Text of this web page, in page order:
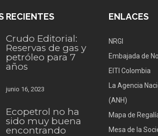
RECIENTES
Crudo Editorial:
Reservas de gas y
petróleo para 7
años
junio 16, 2023
Ecopetrol no ha
sido muy buena
encontrando
ENLACES
NRGI
Embajada de
EITI Colombia
La Agencia
(ANH)
Mapa de
Mesa de la